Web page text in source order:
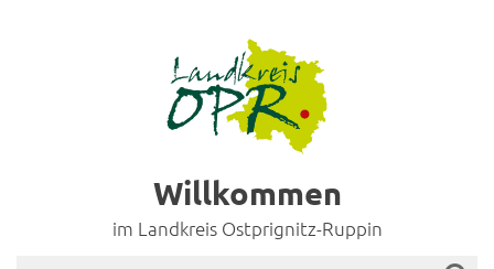
Willkommen
im Landkreis Ostprignitz-Ruppin